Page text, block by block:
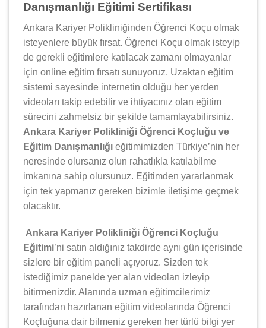
Danışmanlığı Eğitimi Sertifikası
Ankara Kariyer Polikliniğinden Öğrenci Koçu olmak
isteyenlere büyük fırsat. Öğrenci Koçu olmak isteyip
de gerekli eğitimlere katılacak zamanı olmayanlar
için online eğitim fırsatı sunuyoruz. Uzaktan eğitim
sistemi sayesinde internetin olduğu her yerden
videoları takip edebilir ve ihtiyacınız olan eğitim
sürecini zahmetsiz bir şekilde tamamlayabilirsiniz.
Ankara Kariyer Polikliniği Öğrenci Koçluğu ve
Eğitim Danışmanlığı eğitimimizden Türkiye’nin her
neresinde olursanız olun rahatlıkla katılabilme
imkanına sahip olursunuz. Eğitimden yararlanmak
için tek yapmanız gereken bizimle iletişime geçmek
olacaktır.
Ankara Kariyer Polikliniği Öğrenci Koçluğu
Eğitimi’ni satın aldığınız takdirde aynı gün içerisinde
sizlere bir eğitim paneli açıyoruz. Sizden tek
istediğimiz panelde yer alan videoları izleyip
bitirmenizdir. Alanında uzman eğitimcilerimiz
tarafından hazırlanan eğitim videolarında Öğrenci
Koçluğuna dair bilmeniz gereken her türlü bilgi yer